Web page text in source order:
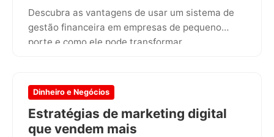
Descubra as vantagens de usar um sistema de
gestão financeira em empresas de pequeno
porte e como ele pode transformar…
Dinheiro e Negócios
Estratégias de marketing digital
que vendem mais